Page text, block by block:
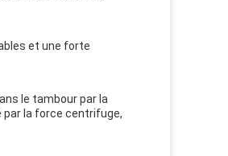
et une forte
le tambour par la
la force centrifuge,